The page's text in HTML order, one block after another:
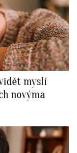
myslí
novýma